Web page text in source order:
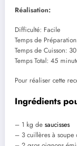
Réalisation:
Difficulté: Facile
Temps de
Temps de Cuisson:
Temps Total: 45
Pour réaliser cette
Ingrédients
– 1 kg de saucisses
– 3 cuillères à soupe